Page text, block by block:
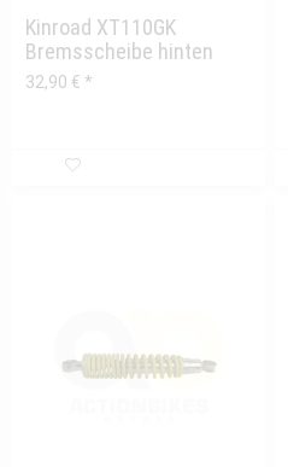
Kinroad XT110GK
Bremsscheibe hinten
32,90 € *